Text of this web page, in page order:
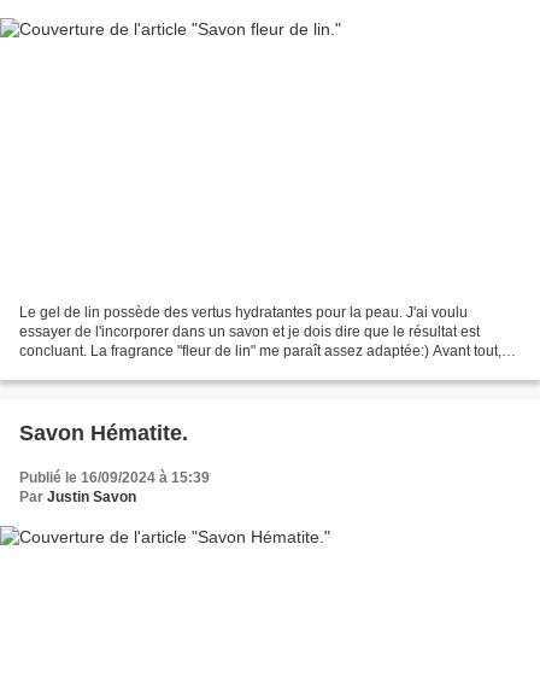
Le gel de lin possède des vertus hydratantes pour la peau. J'ai voulu
essayer de l'incorporer dans un savon et je dois dire que le résultat est
concluant. La fragrance "fleur de lin" me paraît assez adaptée:) Avant tout,
Savon Hématite.
Publié le 16/09/2024 à 15:39
Par Justin Savon